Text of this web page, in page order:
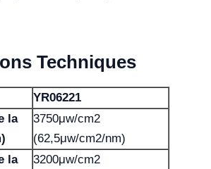
Techniques
YR06221
la
3750μw/cm2
(62,5μw/cm2/nm)
la
3200μw/cm2